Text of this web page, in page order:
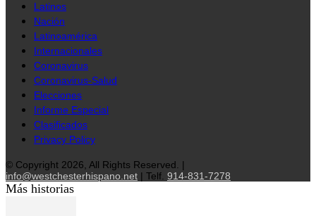
Latinos
Nación
Latinoamérica
Internacionales
Coronavirus
Coronavirus-Salud
Elecciones
Informe Especial
Clasificados
Privacy Policy
© Copyright 2026, All Rights Reserved. |
info@westchesterhispano.net | Telf. 914-831-7278
Más historias